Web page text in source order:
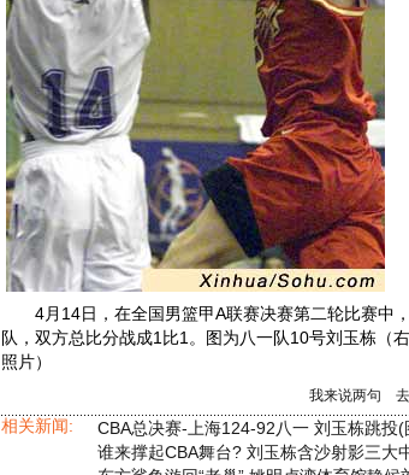
4月14日，在全国男篮甲A联赛决赛第二轮比赛中
队，双方总比分战成1比1。图为八一队10号刘玉栋（
照片）
我来说两句
相关新闻: CBA总决赛-上海124-92八一 刘玉栋跳投(
谁来撑起CBA舞台? 刘玉栋含沙射影三大